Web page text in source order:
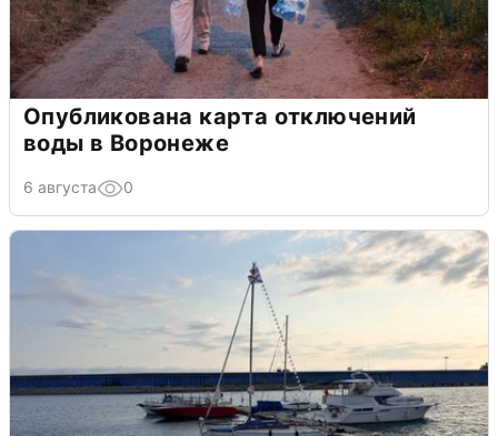
Опубликована карта отключений
воды в Воронеже
6 августа 0